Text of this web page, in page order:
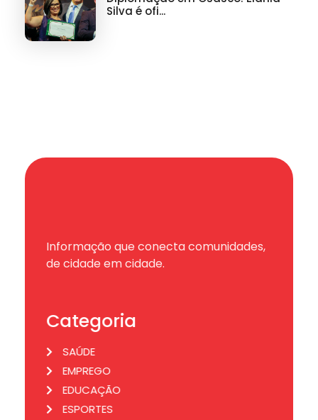
Silva é ofi...
Informação que conecta comunidades,
de cidade em cidade.
Categoria
SAÚDE
EMPREGO
EDUCAÇÃO
ESPORTES